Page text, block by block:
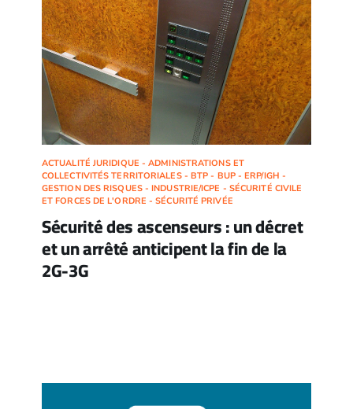
ACTUALITÉ JURIDIQUE - ADMINISTRATIONS ET
COLLECTIVITÉS TERRITORIALES - BTP - BUP - ERP/IGH -
GESTION DES RISQUES - INDUSTRIE/ICPE - SÉCURITÉ CIVILE
ET FORCES DE L'ORDRE - SÉCURITÉ PRIVÉE
Sécurité des ascenseurs : un décret
et un arrêté anticipent la fin de la
2G-3G